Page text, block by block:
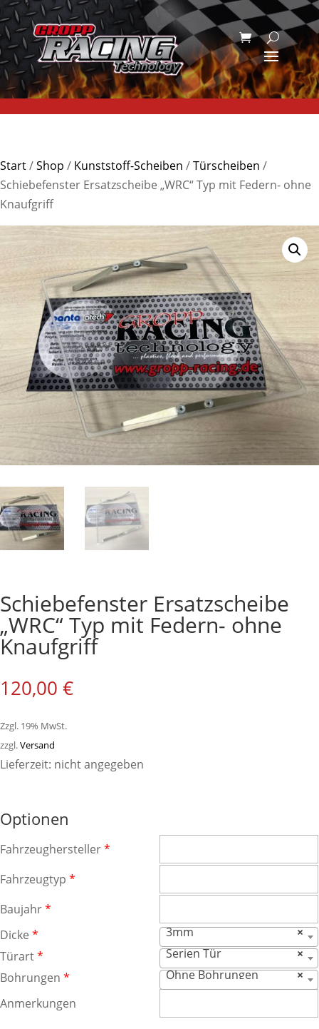
Start/Shop / Kunststoff-Scheiben /Türscheiben /
Schiebefenster Ersatzscheibe „WRC“ Typ mit Federn- ohne
Knaufgriff
Schiebefenster Ersatzscheibe
„WRC“ Typ mit Federn- ohne
Knaufgriff
120,00 €
Zzgl. 19% MwSt.
zzgl.Versand
Lieferzeit: nicht angegeben
Optionen
Fahrzeughersteller*
Fahrzeugtyp *
Baujahr*
Dicke * ×
3mm
Türart* ×
Serien Tür
Bohrungen * ×
Ohne Bohrungen
Anmerkungen